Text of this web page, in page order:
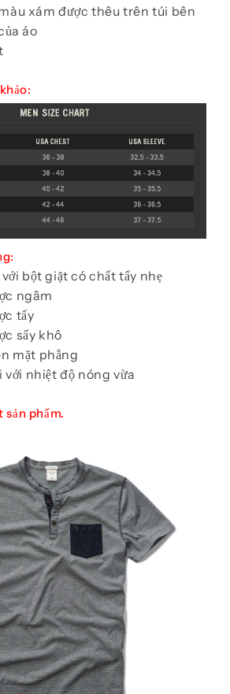
xám được thêu trên túi bên
áo
bột giặt có chất tẩy nhẹ
ngâm
tẩy
sấy khô
mặt phẳng
với nhiệt độ nóng vừa
phẩm.